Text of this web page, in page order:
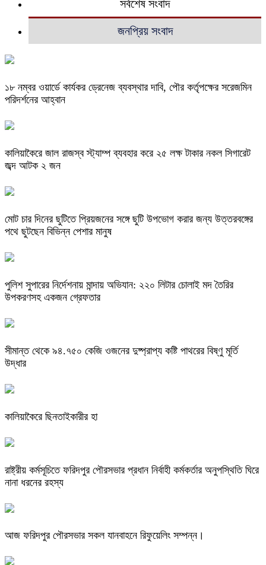
সর্বশেষ সংবাদ
জনপ্রিয় সংবাদ
১৮ নম্বর ওয়ার্ডে কার্যকর ড্রেনেজ ব্যবস্থার দাবি, পৌর কর্তৃপক্ষের সরেজমিন
পরিদর্শনের আহ্বান
কালিয়াকৈরে জাল রাজস্ব স্ট্যাম্প ব্যবহার করে ২৫ লক্ষ টাকার নকল সিগারেট
জব্দ আটক ২ জন
মোট চার দিনের ছুটিতে প্রিয়জনের সঙ্গে ছুটি উপভোগ করার জন্য উত্তরবঙ্গের
পথে ছুটছেন বিভিন্ন পেশার মানুষ
পুলিশ সুপারের নির্দেশনায় মান্দায় অভিযান: ২২০ লিটার চোলাই মদ তৈরির
উপকরণসহ একজন গ্রেফতার
সীমান্ত থেকে ৯৪.৭৫০ কেজি ওজনের দুষ্প্রাপ্য কষ্টি পাথরের বিষ্ণু মূর্তি
উদ্ধার
কালিয়াকৈরে ছিনতাইকারীর হা
রাষ্ট্রীয় কর্মসূচিতে ফরিদপুর পৌরসভার প্রধান নির্বাহী কর্মকর্তার অনুপস্থিতি ঘিরে
নানা ধরনের রহস্য
আজ ফরিদপুর পৌরসভার সকল যানবাহনে রিফুয়েলিং সম্পন্ন।